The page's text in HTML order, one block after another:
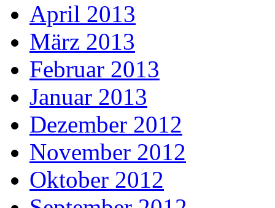
April 2013
März 2013
Februar 2013
Januar 2013
Dezember 2012
November 2012
Oktober 2012